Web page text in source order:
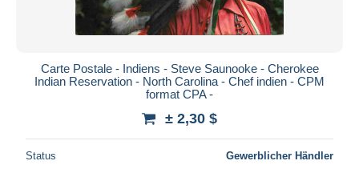
Carte Postale - Indiens - Steve Saunooke - Cherokee
Indian Reservation - North Carolina - Chef indien - CPM
format CPA -
± 2,30 $
Status Gewerblicher Händler